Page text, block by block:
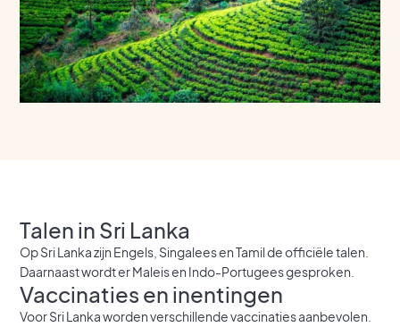
Talen in Sri Lanka
Op Sri Lanka zijn Engels, Singalees en Tamil de officiële talen.
Daarnaast wordt er Maleis en Indo-Portugees gesproken.
Vaccinaties en inentingen
Voor Sri Lanka worden verschillende vaccinaties aanbevolen.